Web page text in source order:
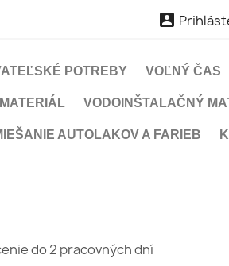

POTREBY VOĽNÝ ČAS
VODOINŠTALAČNÝ
AUTOLAKOV A FARIEB
do 2 pracovných dní